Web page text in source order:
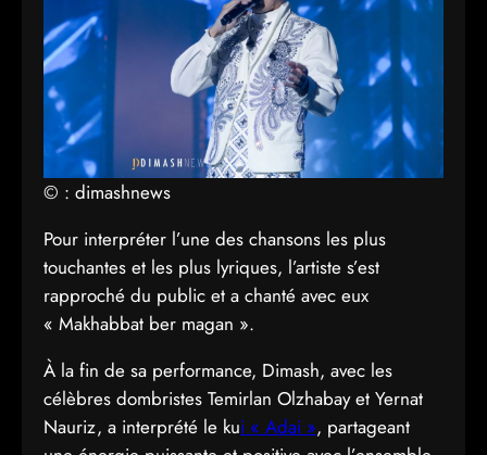
© : dimashnews
Pour interpréter l’une des chansons les plus
touchantes et les plus lyriques, l’artiste s’est
rapproché du public et a chanté avec eux
« Makhabbat ber magan ».
À la fin de sa performance, Dimash, avec les
célèbres dombristes Temirlan Olzhabay et Yernat
Nauriz, a interprété le kui « Adai », partageant